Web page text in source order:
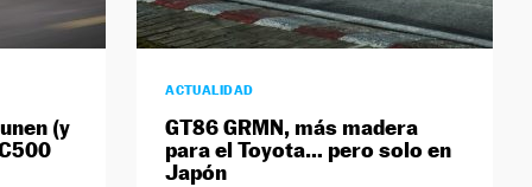
(y
ACTUALIDAD
GT86 GRMN, más madera
para el Toyota… pero solo en
Japón